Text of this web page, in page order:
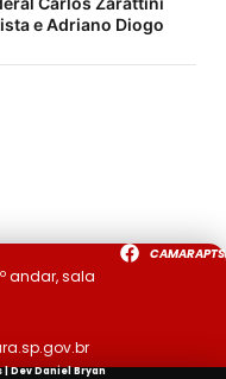
e Adriano Diogo
andar, sala
| DevDaniel Bryan